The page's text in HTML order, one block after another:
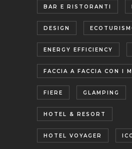
BAR E RISTORANTI
DESIGN
ENERGY EFFICIENCY
FACCIA A FACCIA CON I
FIERE GLAMPING
HOTEL & RESORT
HOTEL VOYAGER